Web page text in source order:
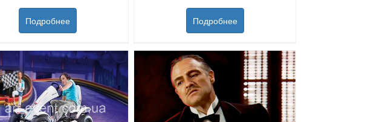
Подробнее Подробнее